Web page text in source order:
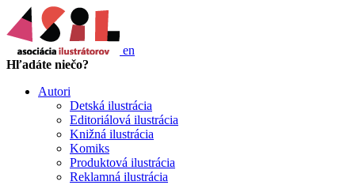
en
Hľadáte niečo?
Autori
Detská ilustrácia
Editoriálová ilustrácia
Knižná ilustrácia
Komiks
Produktová ilustrácia
Reklamná ilustrácia